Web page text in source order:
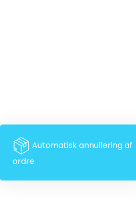
Automatisk annullering af
ordre